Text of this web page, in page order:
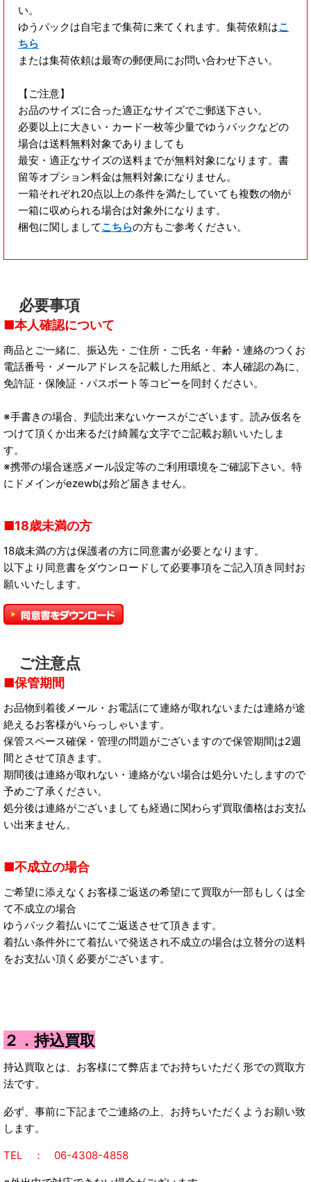
い。
ゆうパックは自宅まで集荷に来てくれます。集荷依頼はこ
ちら
または集荷依頼は最寄の郵便局にお問い合わせ下さい。
【ご注意】
お品のサイズに合った適正なサイズでご郵送下さい。
必要以上に大きい・カード一枚等少量でゆうパックなどの
場合は送料無料対象でありましても
最安・適正なサイズの送料までが無料対象になります。書
留等オプション料金は無料対象になりません。
一箱それぞれ20点以上の条件を満たしていても複数の物が
一箱に収められる場合は対象外になります。
梱包に関しましてこちらの方もご参考ください。
必要事項
本人確認について
商品とご一緒に、振込先・ご住所・ご氏名・年齢・連絡のつくお
電話番号・メールアドレスを記載した用紙と、本人確認の為に、
免許証・保険証・パスポート等コピーを同封ください。
※手書きの場合、判読出来ないケースがございます。読み仮名を
つけて頂くか出来るだけ綺麗な文字でご記載お願いいたしま
す。
※携帯の場合迷惑メール設定等のご利用環境をご確認下さい。特
にドメインがezewbは殆ど届きません。
18歳未満の方
18歳未満の方は保護者の方に同意書が必要となります。
以下より同意書をダウンロードして必要事項をご記入頂き同封お
願いいたします。
ご注意点
保管期間
お品物到着後メール・お電話にて連絡が取れないまたは連絡が途
絶えるお客様がいらっしゃいます。
保管スペース確保・管理の問題がございますので保管期間は2週
間とさせて頂きます。
期間後は連絡が取れない・連絡がない場合は処分いたしますので
予めご了承ください。
処分後は連絡がございましても経過に関わらず買取価格はお支払
い出来ません。
不成立の場合
ご希望に添えなくお客様ご返送の希望にて買取が一部もしくは全
て不成立の場合
ゆうパック着払いにてご返送させて頂きます。
着払い条件外にて着払いで発送され不成立の場合は立替分の送料
をお支払い頂く必要がございます。
２．持込買取
持込買取とは、お客様にて弊店までお持ちいただく形での買取方
法です。
必ず、事前に下記までご連絡の上、お持ちいただくようお願い致
します。
TEL ： 06-4308-4858